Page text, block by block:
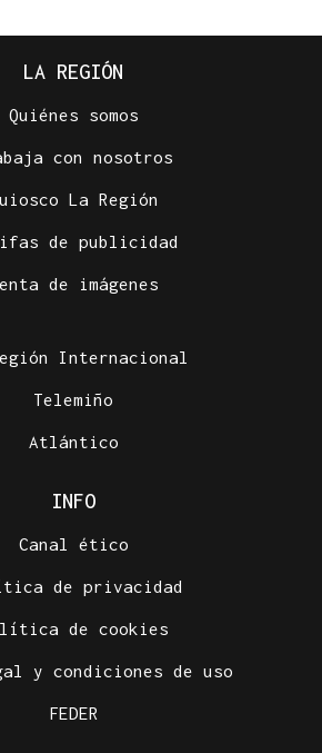
LA REGIÓN
Quiénes somos
con nosotros
La Región
de publicidad
de imágenes
Internacional
Telemiño
Atlántico
INFO
Canal ético
de privacidad
de cookies
y condiciones de uso
FEDER